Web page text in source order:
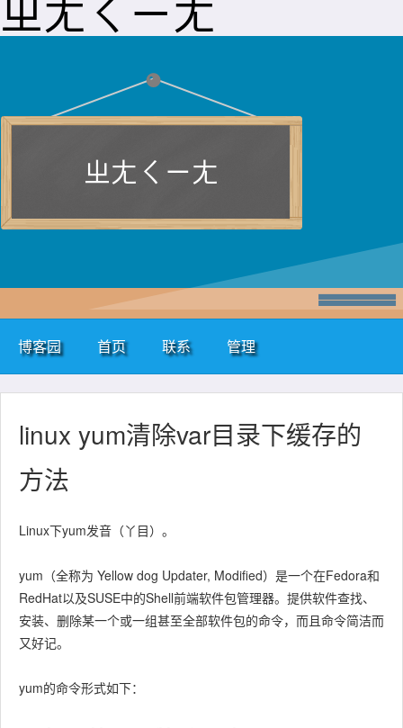
ㄓㄤㄑㄧㄤ
博客园 首页 联系 管理
linux yum清除var目录下缓存的
方法
Linux下yum发音（丫目）。
yum（全称为 Yellow dog Updater, Modified）是一个在Fedora和
RedHat以及SUSE中的Shell前端软件包管理器。提供软件查找、
安装、删除某一个或一组甚至全部软件包的命令，而且命令简洁而
又好记。
yum的命令形式如下：